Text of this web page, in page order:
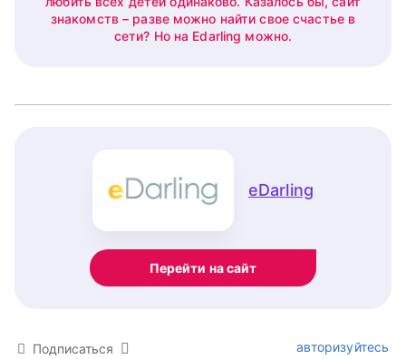
знакомств – разве можно найти свое счастье в
сети? Но на Edarling можно.
eDarling
Перейти на сайт
Подписаться авторизуйтесь